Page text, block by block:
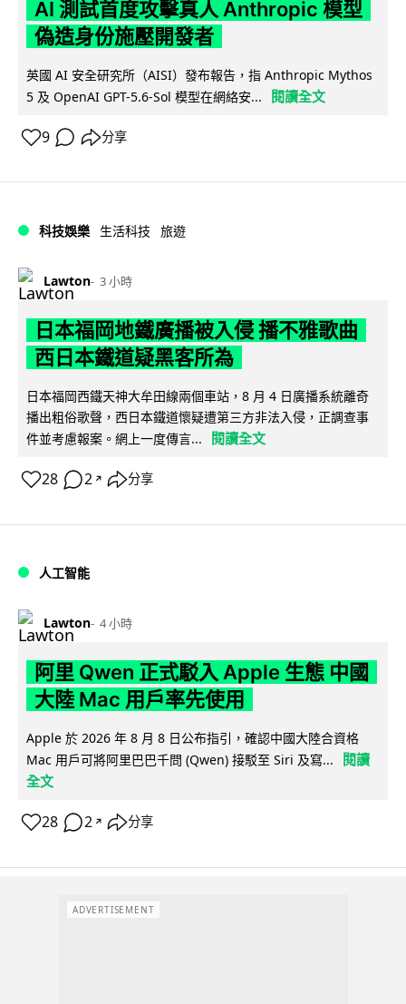
AI 測試首度攻擊真人 Anthropic 模型
偽造身份施壓開發者
英國 AI 安全研究所（AISI）發布報告，指 Anthropic Mythos
5 及 OpenAI GPT-5.6-Sol 模型在網絡安...
閱讀全文
9 分享
科技娛樂 生活科技 旅遊
Lawton 3 小時
日本福岡地鐵廣播被入侵 播不雅歌曲
西日本鐵道疑黑客所為
日本福岡西鐵天神大牟田線兩個車站，8 月 4 日廣播系統離奇
播出粗俗歌聲，西日本鐵道懷疑遭第三方非法入侵，正調查事
件並考慮報案。網上一度傳言...
閱讀全文
28 2 ↗ 分享
人工智能
Lawton 4 小時
阿里 Qwen 正式駁入 Apple 生態 中國
大陸 Mac 用戶率先使用
Apple 於 2026 年 8 月 8 日公布指引，確認中國大陸合資格
Mac 用戶可將阿里巴巴千問 (Qwen) 接駁至 Siri 及寫...
閱讀
全文
28 2 ↗ 分享
ADVERTISEMENT